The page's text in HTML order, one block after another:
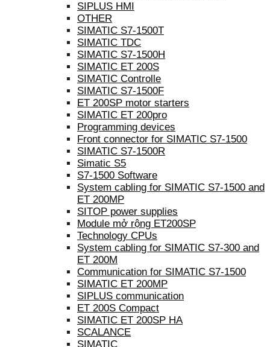
SIPLUS HMI
OTHER
SIMATIC S7-1500T
SIMATIC TDC
SIMATIC S7-1500H
SIMATIC ET 200S
SIMATIC Controlle
SIMATIC S7-1500F
ET 200SP motor starters
SIMATIC ET 200pro
Programming devices
Front connector for SIMATIC S7-1500
SIMATIC S7-1500R
Simatic S5
S7-1500 Software
System cabling for SIMATIC S7-1500 and
ET 200MP
SITOP power supplies
Module mở rộng ET200SP
Technology CPUs
System cabling for SIMATIC S7-300 and
ET 200M
Communication for SIMATIC S7-1500
SIMATIC ET 200MP
SIPLUS communication
ET 200S Compact
SIMATIC ET 200SP HA
SCALANCE
SIMATIC